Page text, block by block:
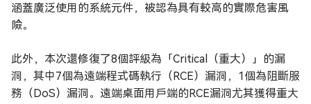
涵蓋廣泛使用的系統元件，被認為具有較高的實際危害風
險。
此外，本次還修復了8個評級為「Critical（重大）」的漏
洞，其中7個為遠端程式碼執行（RCE）漏洞，1個為阻斷服
務（DoS）漏洞。遠端桌面用戶端的RCE漏洞尤其獲得重大